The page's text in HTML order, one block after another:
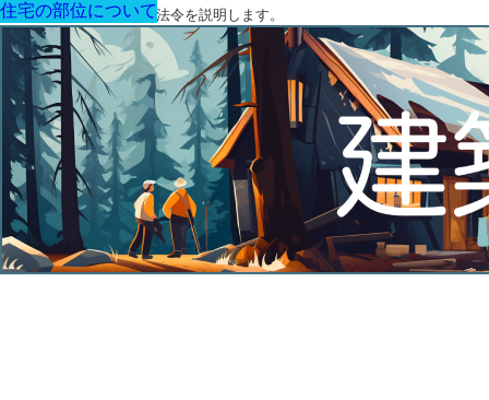
建築に関する用語と関連法令を説明します。
住宅の部位について
住宅の部位について
住宅の部位について
住宅の部位について
住宅の部位について
住宅の部位について
住宅の部位について